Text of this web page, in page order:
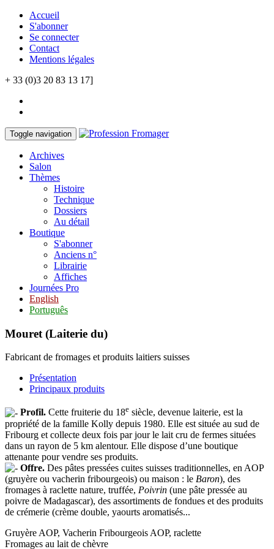
Accueil
S'abonner
Se connecter
Contact
Mentions légales
+ 33 (0)3 20 83 13 17]
Toggle navigation
Archives
Salon
Thèmes
Histoire
Technique
Dossiers
Au détail
Boutique
S'abonner
Anciens n°
Librairie
Affiches
Journées Pro
English
Português
Mouret (Laiterie du)
Fabricant de fromages et produits laitiers suisses
Présentation
Principaux produits
Profil. Cette fruiterie du 18e siècle, devenue laiterie, est la
propriété de la famille Kolly depuis 1980. Elle est située au sud de
Fribourg et collecte deux fois par jour le lait cru de fermes situées
dans un rayon de 5 km alentour. Elle dispose d’une boutique
attenante pour vendre ses produits.
Offre. Des pâtes pressées cuites suisses traditionnelles, en AOP
(gruyère ou vacherin fribourgeois) ou maison : le Baron), des
fromages à raclette nature, truffée, Poivrin (une pâte pressée au
poivre de Madagascar), des assortiments de fondues et des produits
de crémerie (crème double, yaourts aromatisés...
Gruyère AOP, Vacherin Fribourgeois AOP, raclette
Fromages au lait de chèvre